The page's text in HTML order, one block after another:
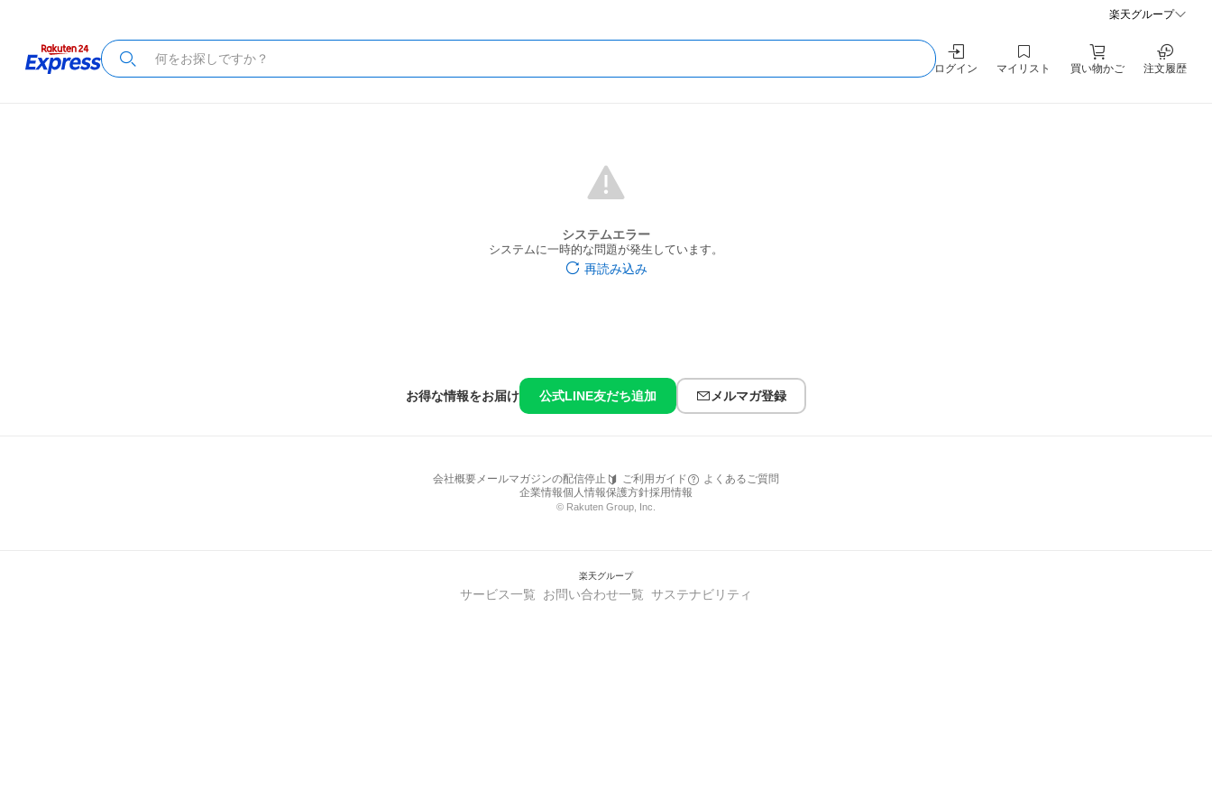
楽天グループ
ログイン マイリスト 買い物かご 注文履歴
システムエラー
システムに一時的な問題が発生しています。
再読み込み
お得な情報をお届け 公式LINE友だち追加 メルマガ登録
会社概要メールマガジンの配信停止 ご利用ガイド
よくあるご質問
企業情報個人情報保護方針採用情報
© Rakuten Group, Inc.
楽天グループ
サービス一覧 お問い合わせ一覧 サステナビリティ